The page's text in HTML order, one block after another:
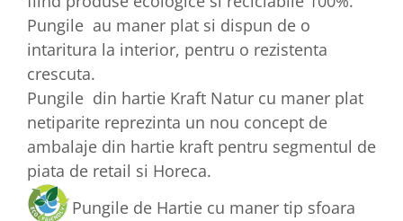
Pungile au maner plat si dispun de o
intaritura la interior, pentru o rezistenta
crescuta.
Pungile din hartie Kraft Natur cu maner plat
netiparite reprezinta un nou concept de
ambalaje din hartie kraft pentru segmentul de
piata de retail si Horeca.
Pungile de Hartie cu maner tip sfoara